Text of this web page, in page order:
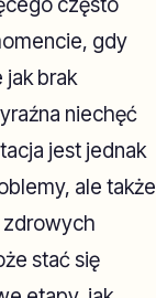
często
gdy
jak brak
niechęć
jest jednak
ale także
zdrowych
stać się